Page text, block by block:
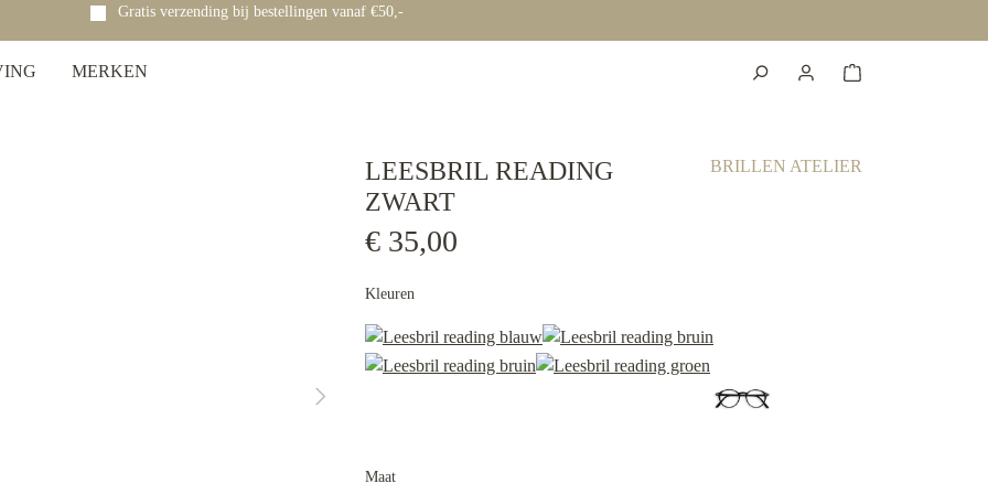
Gratis verzending bij bestellingen vanaf €50,-
MERKEN
LEESBRIL READING
ZWART
BRILLEN ATELIER
€ 35,00
Kleuren
Maat